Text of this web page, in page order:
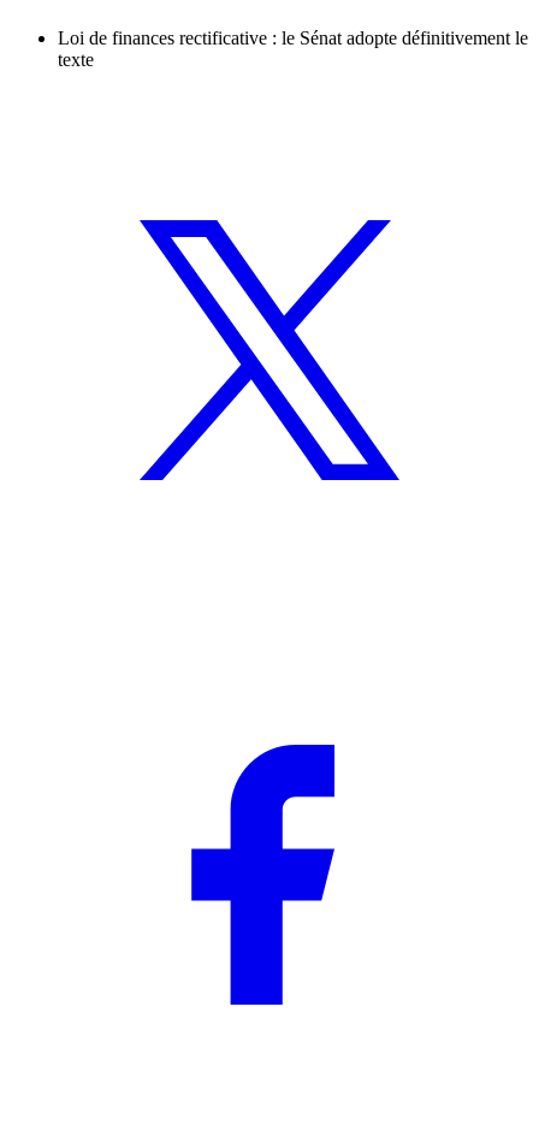
Loi de finances rectificative : le Sénat adopte définitivement le
texte